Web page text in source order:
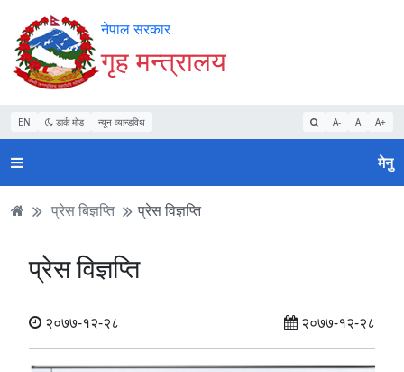
Accessibility
Mode
सुरु
गर्नुहोस्
सामाग्री
पढ्नुहाेस्
नेभिगेसन
पढ्नुहाेस्
वेबसाइट
खोजमा
जानुहोस्
नेपाल सरकार
गृह मन्त्रालय
EN डार्क मोड न्यून व्यान्डविथ A- A A+
मेनु
प्रेस बिज्ञप्ति प्रेस विज्ञप्ति
प्रेस विज्ञप्ति
२०७७-१२-२८ २०७७-१२-२८